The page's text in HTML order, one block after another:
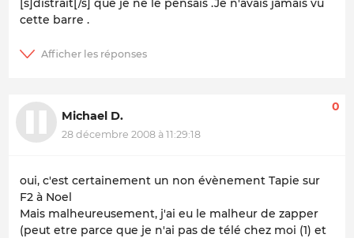
[s]distrait[/s] que je ne le pensais .Je n'avais jamais vu
cette barre .
Michael D.
28 décembre 2008 à 11:29:18
0
oui, c'est certainement un non évènement Tapie sur
F2 à Noel
Mais malheureusement, j'ai eu le malheur de zapper
(peut etre parce que je n'ai pas de télé chez moi (1) et